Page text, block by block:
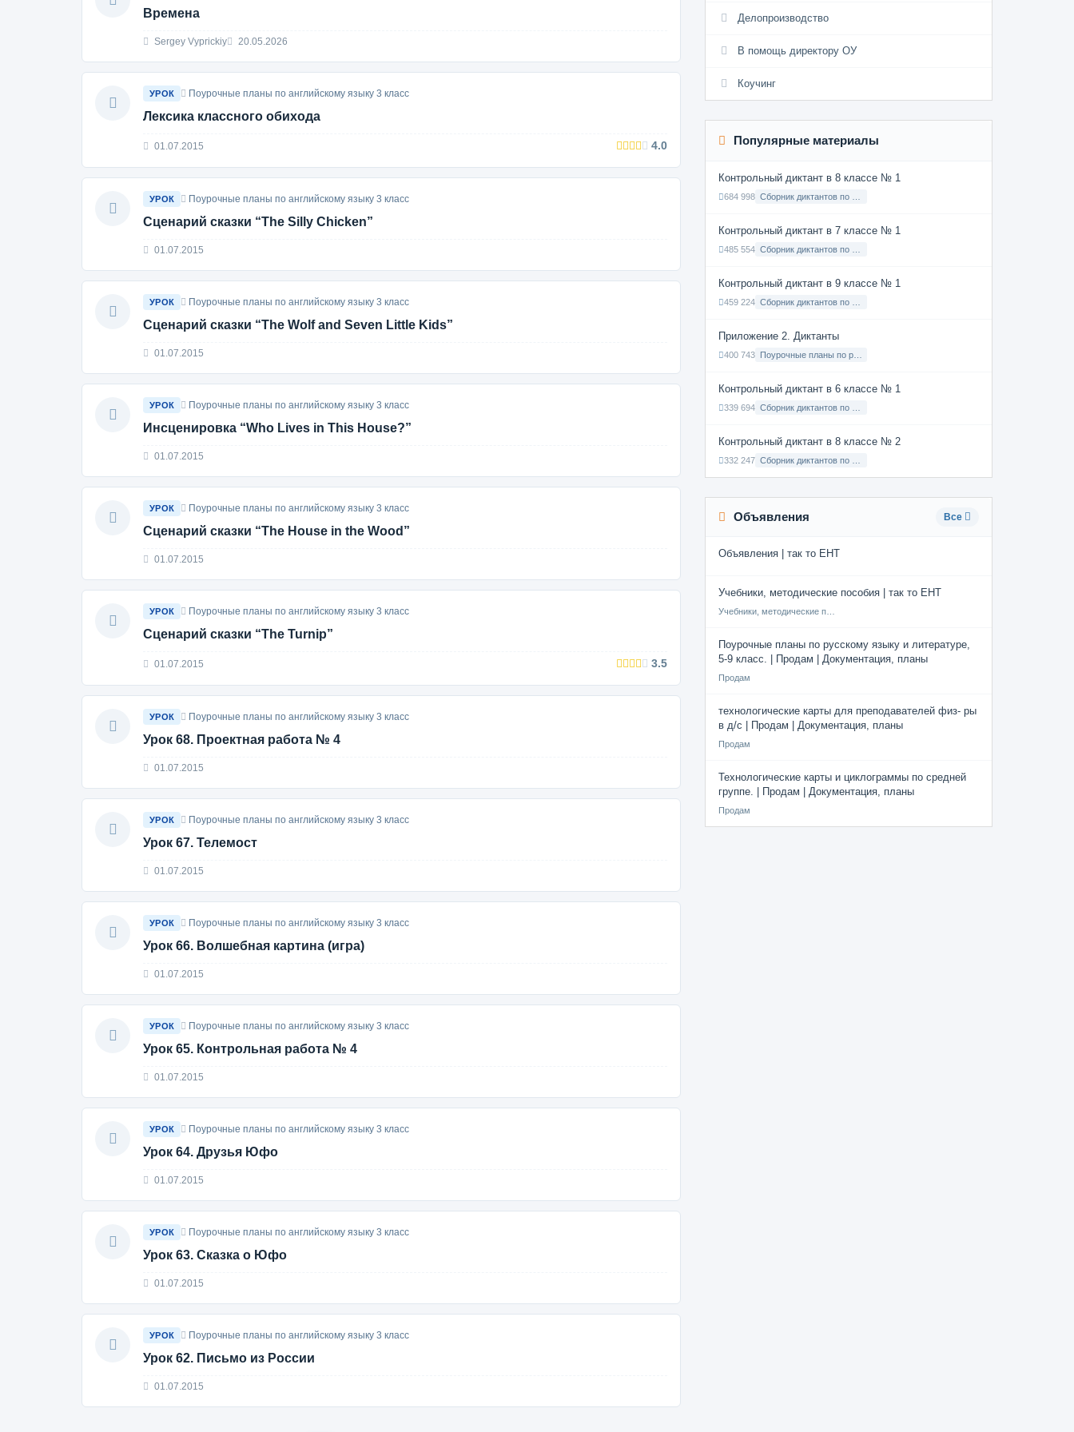
Времена
Sergey Vyprickiy 20.05.2026
УРОК Поурочные планы по английскому языку 3 класс
Лексика классного обихода
01.07.2015 4.0
УРОК Поурочные планы по английскому языку 3 класс
Сценарий сказки “The Silly Chicken”
01.07.2015
УРОК Поурочные планы по английскому языку 3 класс
Сценарий сказки “The Wolf and Seven Little Kids”
01.07.2015
УРОК Поурочные планы по английскому языку 3 класс
Инсценировка “Who Lives in This House?”
01.07.2015
УРОК Поурочные планы по английскому языку 3 класс
Сценарий сказки “The House in the Wood”
01.07.2015
УРОК Поурочные планы по английскому языку 3 класс
Сценарий сказки “The Turnip”
01.07.2015 3.5
УРОК Поурочные планы по английскому языку 3 класс
Урок 68. Проектная работа № 4
01.07.2015
УРОК Поурочные планы по английскому языку 3 класс
Урок 67. Телемост
01.07.2015
УРОК Поурочные планы по английскому языку 3 класс
Урок 66. Волшебная картина (игра)
01.07.2015
УРОК Поурочные планы по английскому языку 3 класс
Урок 65. Контрольная работа № 4
01.07.2015
УРОК Поурочные планы по английскому языку 3 класс
Урок 64. Друзья Юфо
01.07.2015
УРОК Поурочные планы по английскому языку 3 класс
Урок 63. Сказка о Юфо
01.07.2015
УРОК Поурочные планы по английскому языку 3 класс
Урок 62. Письмо из России
01.07.2015
Делопроизводство
В помощь директору ОУ
Коучинг
Популярные материалы
Контрольный диктант в 8 классе № 1
684 998
Контрольный диктант в 7 классе № 1
485 554
Контрольный диктант в 9 классе № 1
459 224
Приложение 2. Диктанты
400 743
Контрольный диктант в 6 классе № 1
339 694
Контрольный диктант в 8 классе № 2
332 247
Объявления Все
Объявления | так то ЕНТ
Учебники, методические пособия | так то ЕНТ
Поурочные планы по русскому языку и литературе,
5-9 класс. | Продам | Документация, планы
Продам
технологические карты для преподавателей физ- ры
в д/с | Продам | Документация, планы
Продам
Технологические карты и циклограммы по средней
группе. | Продам | Документация, планы
Продам